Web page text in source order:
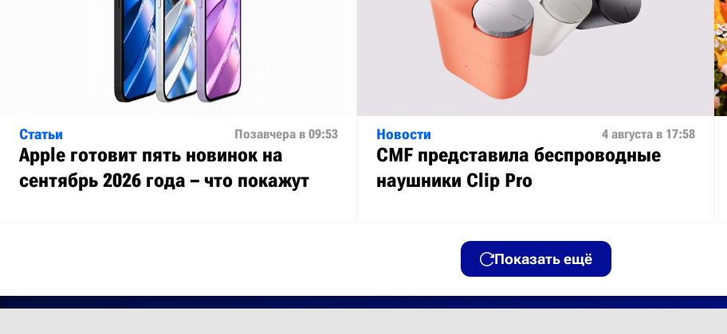
Статьи Позавчера в 09:53
Apple готовит пять новинок на
сентябрь 2026 года – что покажут
Новости 4 августа в 17:58
CMF представила беспроводные
наушники Clip Pro
Показать ещё